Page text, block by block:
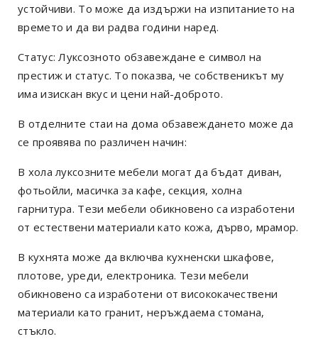
устойчиви. То може да издържи на изпитанието на
времето и да ви радва години наред.
Статус: Луксозното обзавеждане е символ на
престиж и статус. То показва, че собственикът му
има изискан вкус и цени най-доброто.
В отделните стаи на дома обзавеждането може да
се проявява по различен начин:
В хола луксозните мебели могат да бъдат диван,
фотьойли, масичка за кафе, секция, холна
гарнитура. Тези мебели обикновено са изработени
от естествени материали като кожа, дърво, мрамор.
В кухнята може да включва кухненски шкафове,
плотове, уреди, електроника. Тези мебели
обикновено са изработени от висококачествени
материали като гранит, неръждаема стомана,
стъкло.